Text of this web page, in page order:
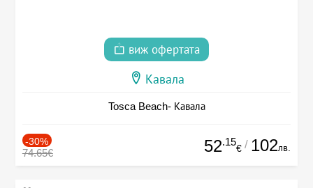
виж офертата
Кавала
Tosca Beach- Кавала
-30%
74.65€ 52.15
€ / 102лв.